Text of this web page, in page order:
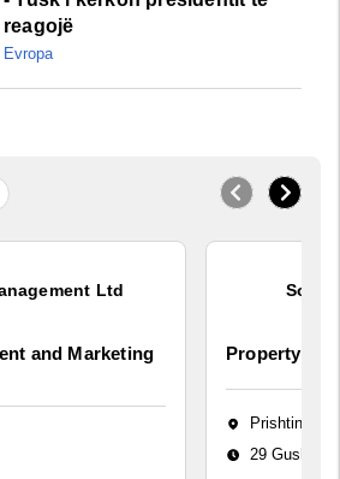
reagojë
Evropa
Ltd
and Marketing
Property
Prishtinë
29 Gusht